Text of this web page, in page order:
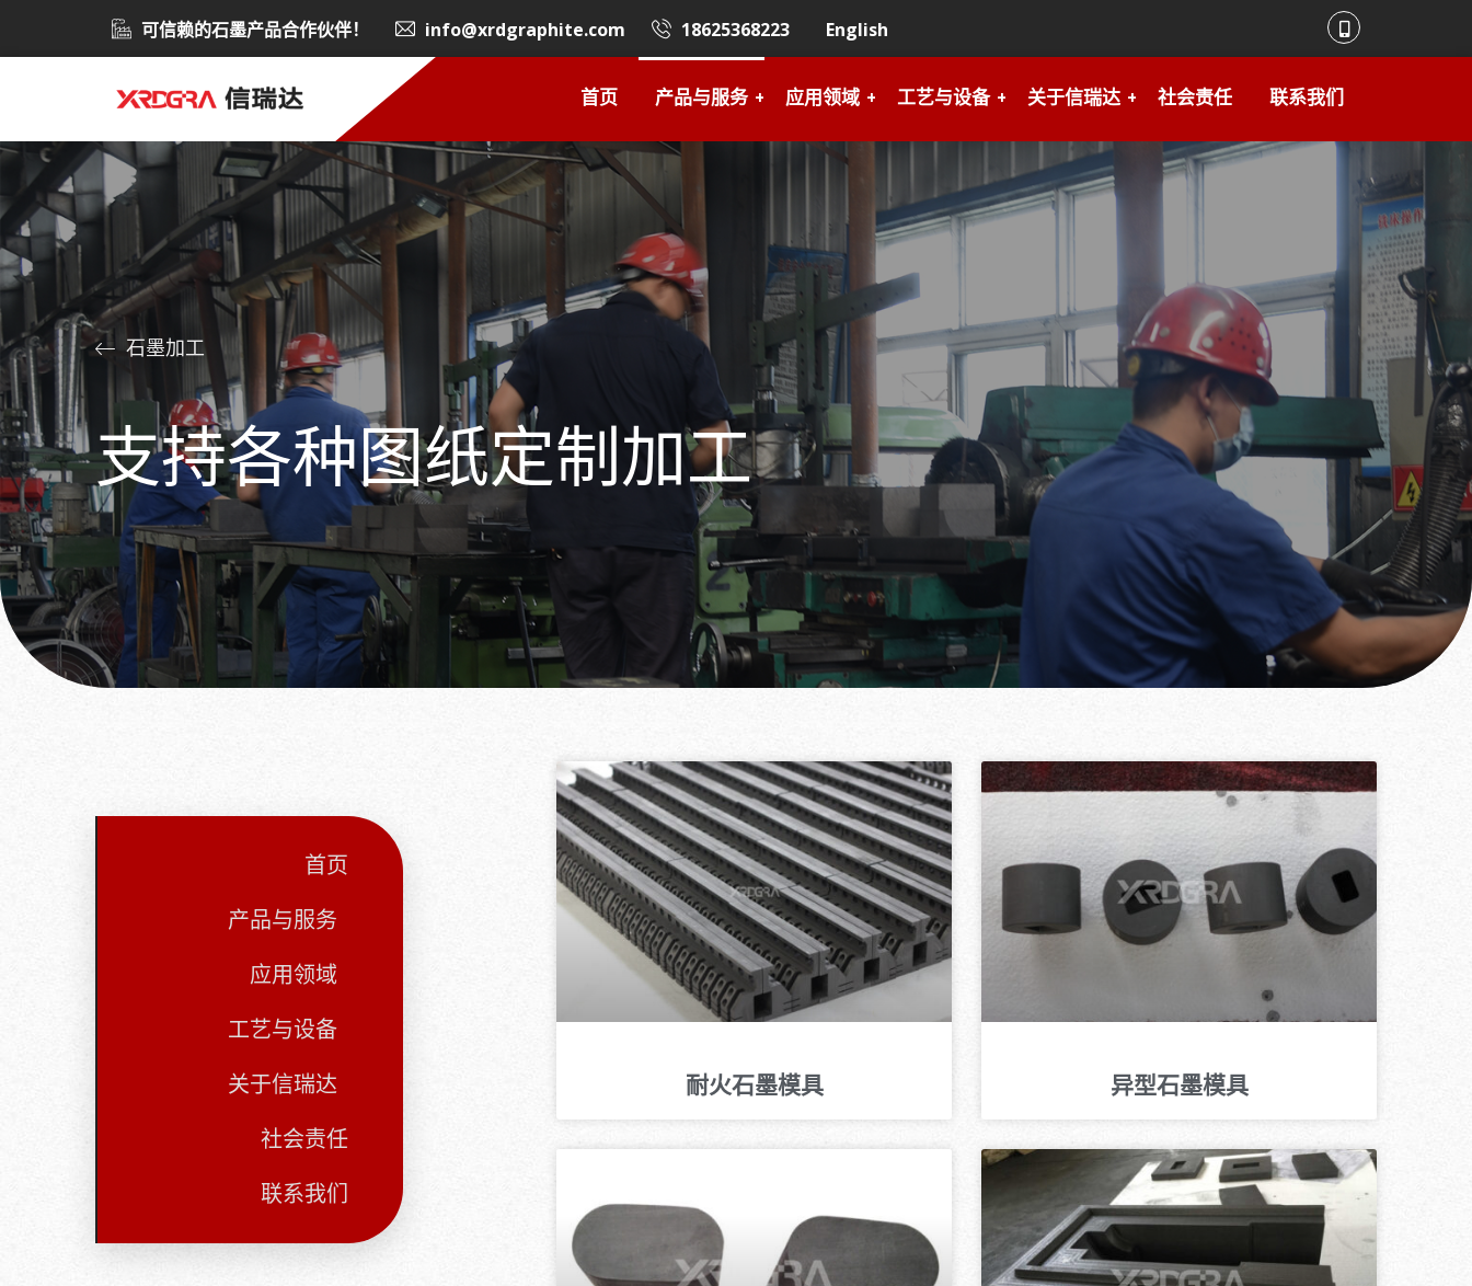
可信赖的石墨产品合作伙伴！ info@xrdgraphite.com 18625368223 English
首页 产品与服务 应用领域 工艺与设备 关于信瑞达 社会责任 联系我们
石墨加工
支持各种图纸定制加工
首页
产品与服务
应用领域
工艺与设备
关于信瑞达
社会责任
联系我们
耐火石墨模具 异型石墨模具